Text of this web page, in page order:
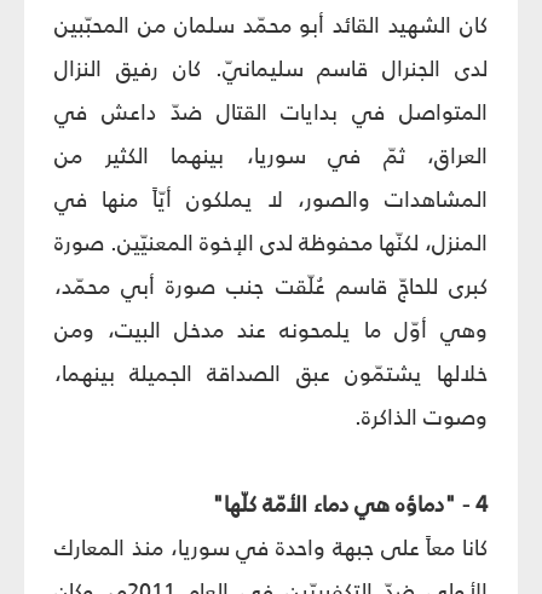
كان الشهيد القائد أبو محمّد سلمان من المحبّبين
لدى الجنرال قاسم سليمانيّ. كان رفيق النزال
المتواصل في بدايات القتال ضدّ داعش في
العراق، ثمّ في سوريا، بينهما الكثير من
المشاهدات والصور، لا يملكون أيّاً منها في
المنزل، لكنّها محفوظة لدى الإخوة المعنيّين. صورة
كبرى للحاجّ قاسم عُلّقت جنب صورة أبي محمّد،
وهي أوّل ما يلمحونه عند مدخل البيت، ومن
خلالها يشتمّون عبق الصداقة الجميلة بينهما،
وصوت الذاكرة.
4 - "دماؤه هي دماء الأمّة كلّها"
كانا معاً على جبهة واحدة في سوريا، منذ المعارك